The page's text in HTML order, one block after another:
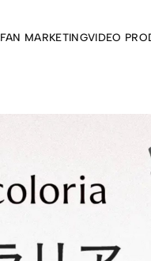
FAN MARKETINGVIDEO